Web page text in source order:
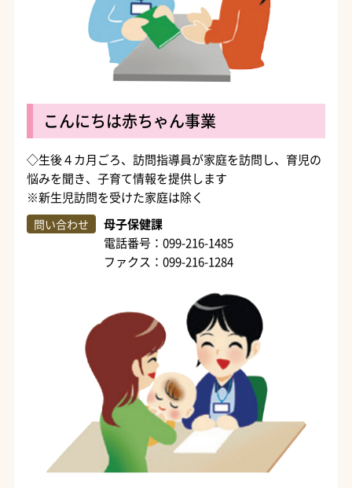
こんにちは赤ちゃん事業
◇生後４カ月ごろ、訪問指導員が家庭を訪問し、育児の
悩みを聞き、子育て情報を提供します
※新生児訪問を受けた家庭は除く
問い合わせ
母子保健課
電話番号：099-216-1485
ファクス：099-216-1284